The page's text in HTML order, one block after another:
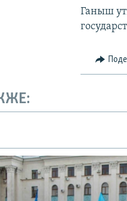
Ганыш